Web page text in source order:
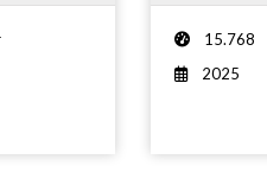
15.768
2025